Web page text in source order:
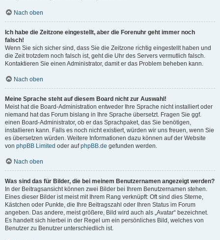
Nach oben
Ich habe die Zeitzone eingestellt, aber die Forenuhr geht immer noch
falsch!
Wenn Sie sich sicher sind, dass Sie die Zeitzone richtig eingestellt haben und
die Zeit trotzdem noch falsch ist, geht die Uhr des Servers vermutlich falsch.
Kontaktieren Sie einen Administrator, damit er das Problem beheben kann.
Nach oben
Meine Sprache steht auf diesem Board nicht zur Auswahl!
Meist hat die Board-Administration entweder Ihre Sprache nicht installiert oder
niemand hat das Forum bislang in Ihre Sprache übersetzt. Fragen Sie ggf.
einen Board-Administrator, ob er das Sprachpaket, das Sie benötigen,
installieren kann. Falls es noch nicht existiert, würden wir uns freuen, wenn Sie
es übersetzen würden. Weitere Informationen dazu können auf der Website
von phpBB Limited oder aufphpBB.de gefunden werden.
Nach oben
Was sind das für Bilder, die bei meinem Benutzernamen angezeigt werden?
In der Beitragsansicht können zwei Bilder bei Ihrem Benutzernamen stehen.
Eines dieser Bilder ist meist mit Ihrem Rang verknüpft: Oft sind dies Sterne,
Kästchen oder Punkte, die Ihre Beitragszahl oder Ihren Status im Forum
angeben. Das andere, meist größere, Bild wird auch als „Avatar“ bezeichnet.
Es handelt sich hierbei in der Regel um ein persönliches Bild, welches von
Benutzer zu Benutzer unterschiedlich ist.